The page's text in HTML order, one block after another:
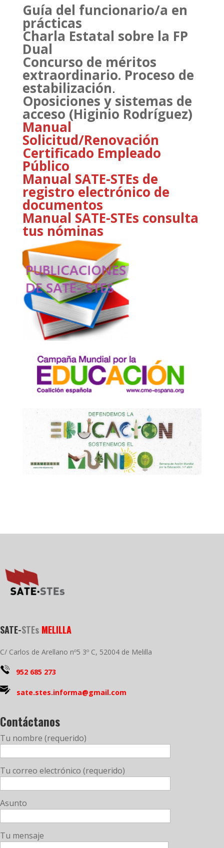
Guía del funcionario/a en
prácticas
Charla Estatal sobre la FP
Dual
Concurso de méritos
extraordinario. Proceso de
estabilización.
Oposiciones y sistemas de
acceso (Higinio Rodríguez)
Manual
Solicitud/Renovación
Certificado Empleado
Público
Manual SATE-STEs de
registro electrónico de
documentos
Manual SATE-STEs consulta
tus nóminas
SATE-STEs MELILLA
C/ Carlos de Arellano nº5 3º C, 52004 de Melilla
952 685 273
sate.stes.informa@gmail.com
Contáctanos
Tu nombre (requerido)
Tu correo electrónico (requerido)
Asunto
Tu mensaje